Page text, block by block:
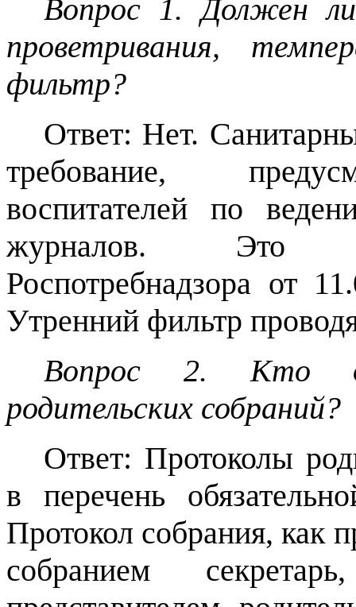
Вопрос 1. Должен
проветривания,
фильтр?
Ответ: Нет.
требование,
воспитателей по
журналов. Это
Роспотребнадзора от
Утренний фильтр
Вопрос 2. Кто
родительских собраний?
Ответ: Протоколы
в перечень
Протокол собрания, как
собранием